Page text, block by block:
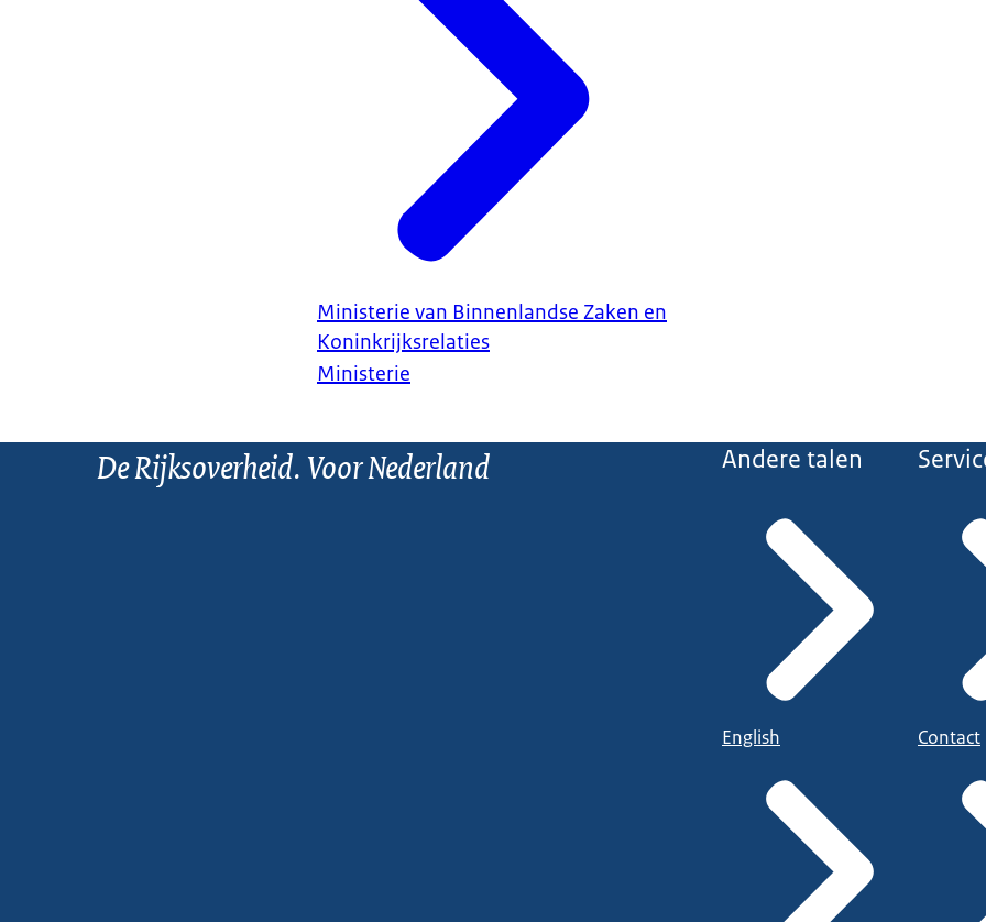
Ministerie van Binnenlandse Zaken en
Koninkrijksrelaties
Ministerie
De Rijksoverheid. Voor Nederland Andere talen
English Contact